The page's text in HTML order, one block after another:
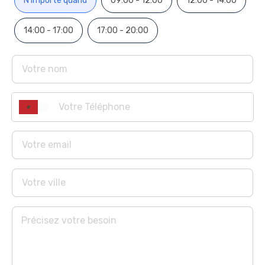
des commodités haut de gamme du complexe, telles
qu'un parking et un ascenseur, pour une vie pratique
et agréable au quotidien.
Situé dans un emplacement privilégié, le Complexe
L'Opéra vous offre un accès facile aux commodités,
aux transports en commun, aux écoles et aux centres
commerciaux, pour une vie sans contraintes.
Le prix de nos appartements haut standing est de
vie de luxe et de confort à un prix attractif.
Ne manquez pas cette occasion inédite de posséder
un appartement haut de gamme au Complexe L'Opéra
à Salé. Contactez-nous pour plus d'informations et
14:00 - 17:00 17:00 - 20:00